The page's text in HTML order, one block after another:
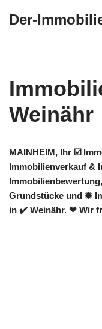
Der-
Weinähr
MAINHEIM, Ihr ☑️
Immobilienverkauf &
Grundstücke und ✹
in ✔️ Weinähr. ❤ Wir